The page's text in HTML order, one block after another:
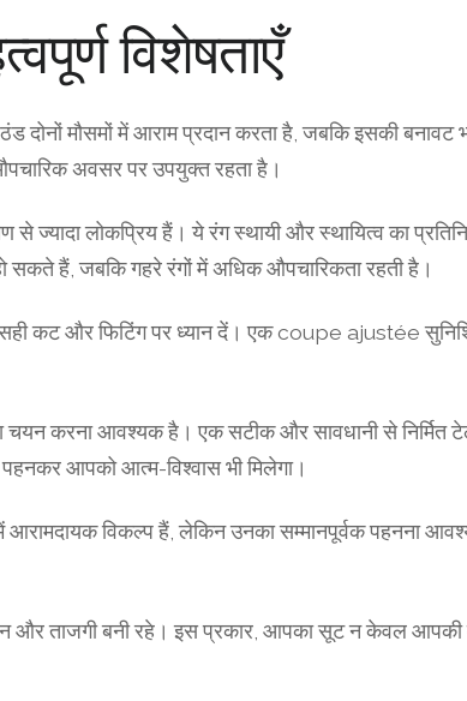
विशेषताएँ
मौसमों में आराम प्रदान करता है, जबकि इसकी बनावट
अवसर पर उपयुक्त रहता है।
से ज्यादा लोकप्रिय हैं। ये रंग स्थायी और स्थायित्व का
हैं, जबकि गहरे रंगों में अधिक औपचारिकता रहती है।
सही कट और फिटिंग पर ध्यान दें। एक coupe ajustée
करना आवश्यक है। एक सटीक और सावधानी से निर्मित
आपको आत्म-विश्वास भी मिलेगा।
में आरामदायक विकल्प हैं, लेकिन उनका सम्मानपूर्वक
ताजगी बनी रहे। इस प्रकार, आपका सूट न केवल आपकी